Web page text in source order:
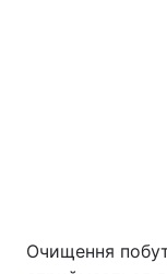
Очищення